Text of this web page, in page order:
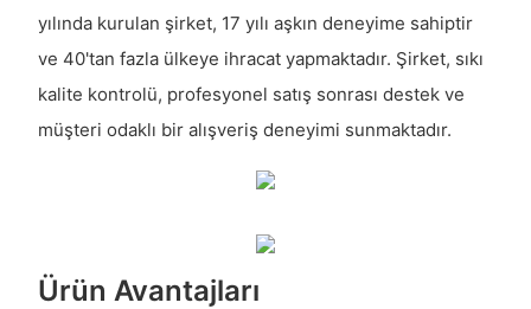
yılında kurulan şirket, 17 yılı aşkın deneyime sahiptir
ve 40'tan fazla ülkeye ihracat yapmaktadır. Şirket, sıkı
kalite kontrolü, profesyonel satış sonrası destek ve
müşteri odaklı bir alışveriş deneyimi sunmaktadır.
Ürün Avantajları